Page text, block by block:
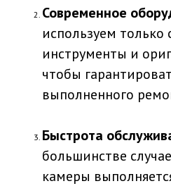
Современное
используем
инструменты и
чтобы
выполненного
Быстрота
большинстве
камеры